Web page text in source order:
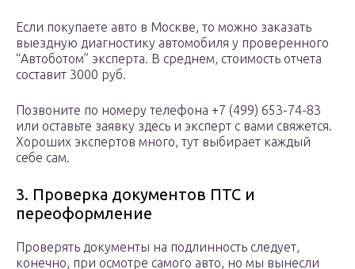
Если покупаете авто в Москве, то можно заказать
выездную диагностику автомобиля у проверенного
“Автоботом” эксперта. В среднем, стоимость отчета
составит 3000 руб.
Позвоните по номеру телефона +7 (499) 653-74-83
или оставьте заявку здесь и эксперт с вами свяжется.
Хороших экспертов много, тут выбирает каждый
себе сам.
3. Проверка документов ПТС и
переоформление
Проверять документы на подлинность следует,
конечно, при осмотре самого авто, но мы вынесли